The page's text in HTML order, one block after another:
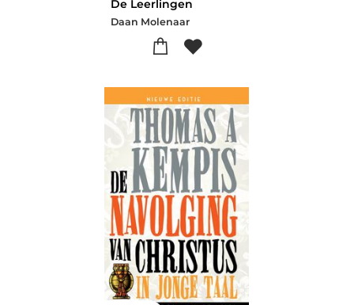
De Leerlingen
Daan Molenaar